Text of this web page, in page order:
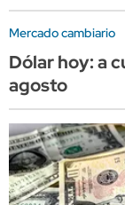
Mercado cambiario
Dólar hoy: a
agosto